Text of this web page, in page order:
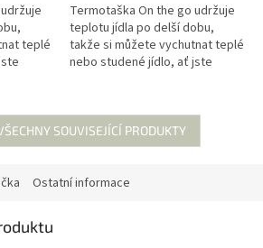
teplé
Termotaška On the go udržuje
teplotu jídla po delší dobu,
takže si můžete vychutnat teplé
nebo studené jídlo, ať jste
SOUVISEJÍCÍ PRODUKTY
Ostatní informace